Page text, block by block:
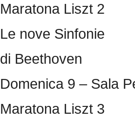
Maratona Liszt 2
Le nove Sinfonie
di Beethoven
Domenica 9 – Sala
Maratona Liszt 3